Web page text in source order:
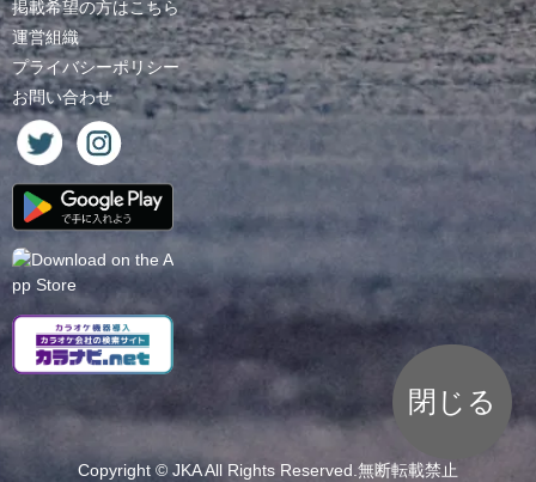
掲載希望の方はこちら
運営組織
プライバシーポリシー
お問い合わせ
Copyright © JKAAll Rights Reserved.無断転載禁止
閉じる